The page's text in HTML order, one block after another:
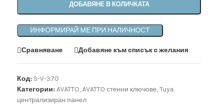
ДОБАВЯНЕ В КОЛИЧКАТА
ИНФОРМИРАЙ МЕ ПРИ НАЛИЧНОСТ
Сравняване Добавяне към списък с желания
Код: S-V-370
Категории: AVATTO,AVATTO стенни ключове,Tuya
централизиран панел